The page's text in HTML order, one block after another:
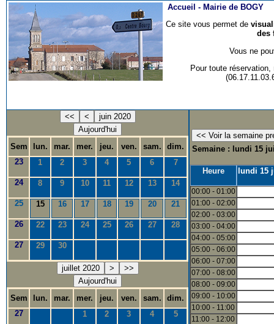
Accueil - Mairie de BOGY
Ce site vous permet de
des
Vous ne
Pour toute
<< <
juin 2020
Aujourd'hui
Sem
lun. mar. mer. jeu. ven. sam.
dim.
23
1 2 3 4 5 6 7
24 8 9 10 11 12 13 14
25 15 16 17 18 19 20 21
26 22 23 24 25 26 27 28
27 29 30
juillet 2020 >
>>
Aujourd'hui
Sem
lun. mar. mer. jeu. ven. sam.
dim.
27
1 2 3 4 5
Semaine : lundi 15
Heure lundi 15
00:00 - 01:00
01:00 - 02:00
02:00 - 03:00
03:00 - 04:00
04:00 - 05:00
05:00 - 06:00
06:00 - 07:00
07:00 - 08:00
08:00 - 09:00
09:00 - 10:00
10:00 - 11:00
11:00 - 12:00